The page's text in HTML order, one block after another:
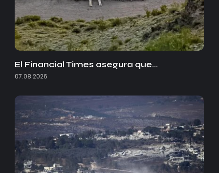
El Financial Times asegura que…
07.08.2026